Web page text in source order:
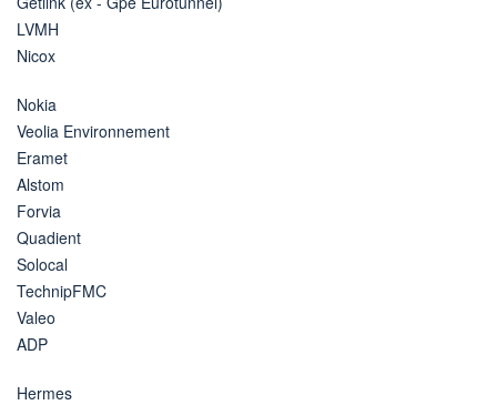
LVMH
Nicox
Nokia
Veolia Environnement
Eramet
Alstom
Forvia
Quadient
Solocal
TechnipFMC
Valeo
ADP
Hermes